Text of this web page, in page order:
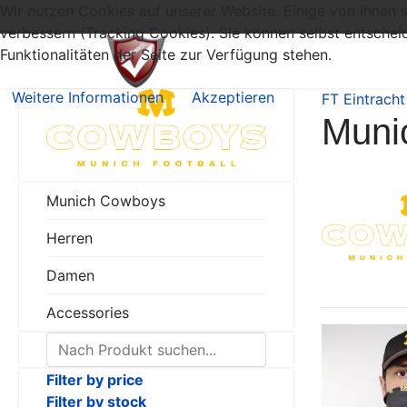
Munich Cowboys
Herren
Damen
Accessories
Filter by price
Filter by stock
FT
Wir nutzen Cookies auf unserer Website. Einige von
verbessern (Tracking Cookies). Sie können selbst
Funktionalitäten der Seite zur Verfügung stehen.
Weitere Informationen Akzeptieren